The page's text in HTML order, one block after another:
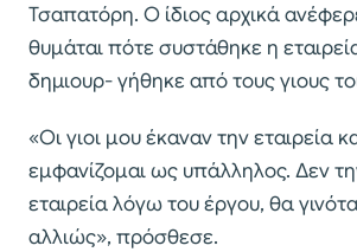
Τσαπατόρη. Ο ίδιος αρχικά
θυμάται πότε συστάθηκε η
δημιουρ- γήθηκε από τους γιους
«Οι γιοι μου έκαναν την εταιρεία
εμφανίζομαι ως υπάλληλος. Δεν
εταιρεία λόγω του έργου, θα
αλλιώς», πρόσθεσε.